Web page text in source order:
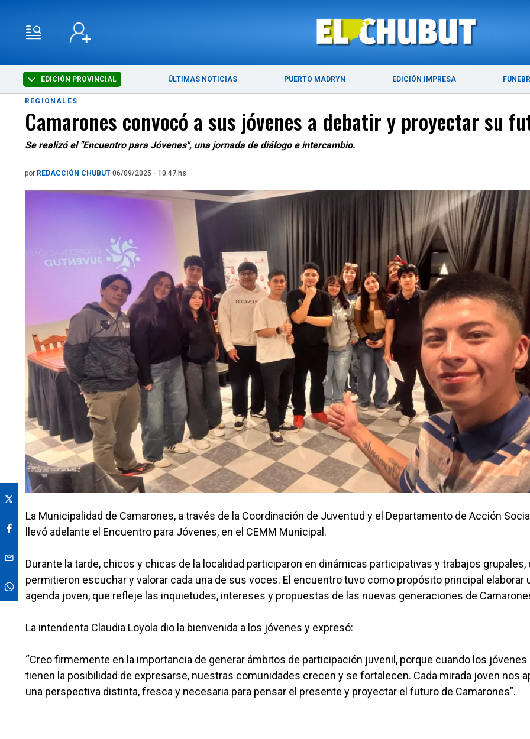
EDICIÓN PROVINCIAL ÚLTIMAS NOTICIAS PUERTO MADRYN EDICIÓN IMPRESA
ÚLTIMAS NOTICIAS PUERTO MADRYN
REGIONALES
Camarones convocó a sus jóvenes a debatir y proyectar su
Se realizó el "Encuentro para Jóvenes", una jornada de diálogo e intercambio.
por REDACCIÓN CHUBUT 06/09/2025 - 10.47.hs
La Municipalidad de Camarones, a través de la Coordinación de Juventud y el Departamento de Acción
llevó adelante el Encuentro para Jóvenes, en el CEMM Municipal.
Durante la tarde, chicos y chicas de la localidad participaron en dinámicas participativas y trabajos grupales,
permitieron escuchar y valorar cada una de sus voces. El encuentro tuvo como propósito principal elaborar
agenda joven, que refleje las inquietudes, intereses y propuestas de las nuevas generaciones de
La intendenta Claudia Loyola dio la bienvenida a los jóvenes y expresó:
“Creo firmemente en la importancia de generar ámbitos de participación juvenil, porque cuando los jóvenes
tienen la posibilidad de expresarse, nuestras comunidades crecen y se fortalecen. Cada mirada joven nos
una perspectiva distinta, fresca y necesaria para pensar el presente y proyectar el futuro de Camarones”.